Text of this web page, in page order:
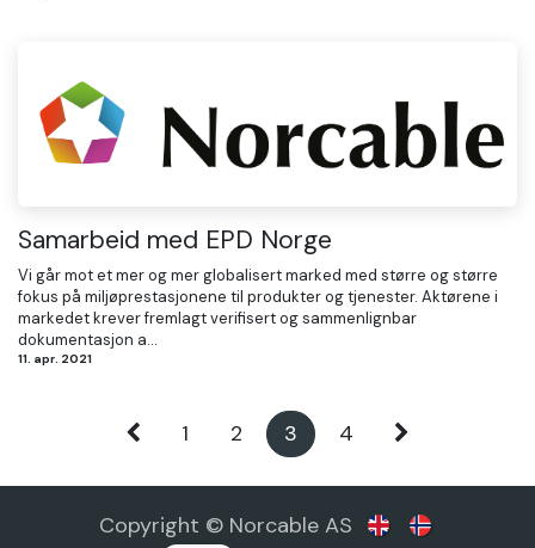
Samarbeid med EPD Norge
Vi går mot et mer og mer globalisert marked med større og større
fokus på miljøprestasjonene til produkter og tjenester. Aktørene i
markedet krever fremlagt verifisert og sammenlignbar
dokumentasjon a...
11. apr. 2021
1 2 3 4
Copyright © Norcable AS